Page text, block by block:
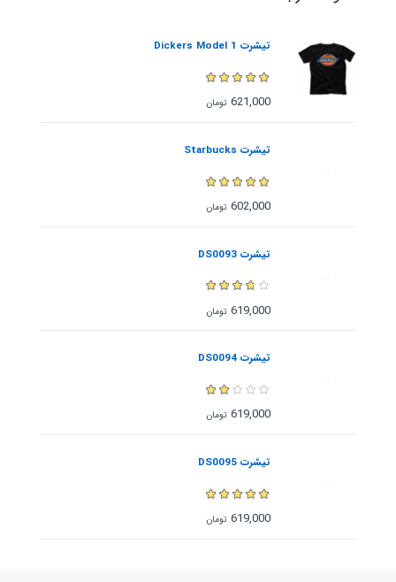
تیشرت Dickers Model 1
621,000 تومان
تیشرت Starbucks
602,000 تومان
تیشرت DS0093
619,000 تومان
تیشرت DS0094
619,000 تومان
تیشرت DS0095
619,000 تومان